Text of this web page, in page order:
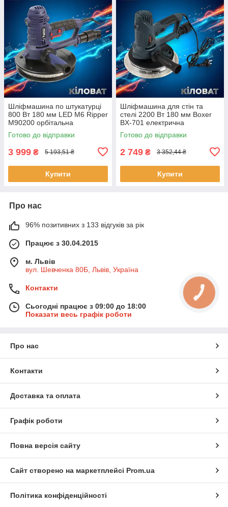
Шліфмашина по штукатурці
800 Вт 180 мм LED M6 Ripper
M90200 орбітальна
шліфмашина по гіпсу
шліфувальна машина для
Готово до відправки
3 999 ₴ 5 193,51 ₴
Купити
Шліфмашина для стін та
стелі 2200 Вт 180 мм Boxer
BX-701 електрична
шліфувальна машина для
стелі та стін шліфмашини
Готово до відправки
2 749 ₴ 3 352,44 ₴
Купити
Про нас
96% позитивних з 133 відгуків за рік
Працює з 30.04.2015
м. Львів
вул. Шевченка 80Б, Львів, Україна
Контакти
Сьогодні працює з 09:00 до 18:00
Показати весь графік роботи
Про нас
Контакти
Доставка та оплата
Графік роботи
Повна версія сайту
Сайт створено на маркетплейсі Prom.ua
Політика конфіденційності
КНОПКА
ЗВ'ЯЗКУ